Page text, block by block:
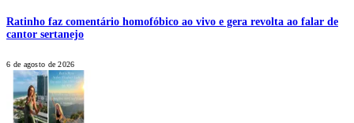
Ratinho faz comentário homofóbico ao vivo e gera revolta ao falar de
cantor sertanejo
6 de agosto de 2026